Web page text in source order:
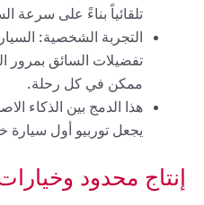
تلقائياً بناءً على سرعة
التجربة الشخصية:
تفضيلات السائق بمرور
ممكن في كل رحلة.
هذا الدمج بين الذكاء
يجعل توربيو أول سيارة
إنتاج محدود